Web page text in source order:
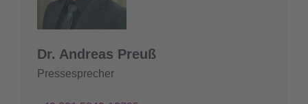
Dr. Andreas Preuß
Pressesprecher